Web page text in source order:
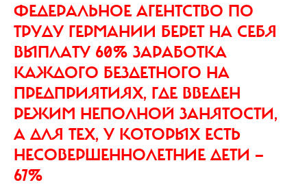
ФЕДЕРАЛЬНОЕ АГЕНТСТВО ПО
ТРУДУ ГЕРМАНИИ БЕРЕТ НА СЕБЯ
ВЫПЛАТУ 60% ЗАРАБОТКА
КАЖДОГО БЕЗДЕТНОГО НА
ПРЕДПРИЯТИЯХ, ГДЕ ВВЕДЕН
РЕЖИМ НЕПОЛНОЙ ЗАНЯТОСТИ,
А ДЛЯ ТЕХ, У КОТОРЫХ ЕСТЬ
НЕСОВЕРШЕННОЛЕТНИЕ ДЕТИ —
67%